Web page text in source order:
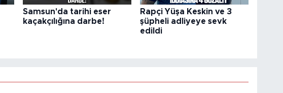
Samsun'da tarihi eser
kaçakçılığına darbe!
Rapçi Yüşa Keskin ve 3
şüpheli adliyeye sevk
edildi